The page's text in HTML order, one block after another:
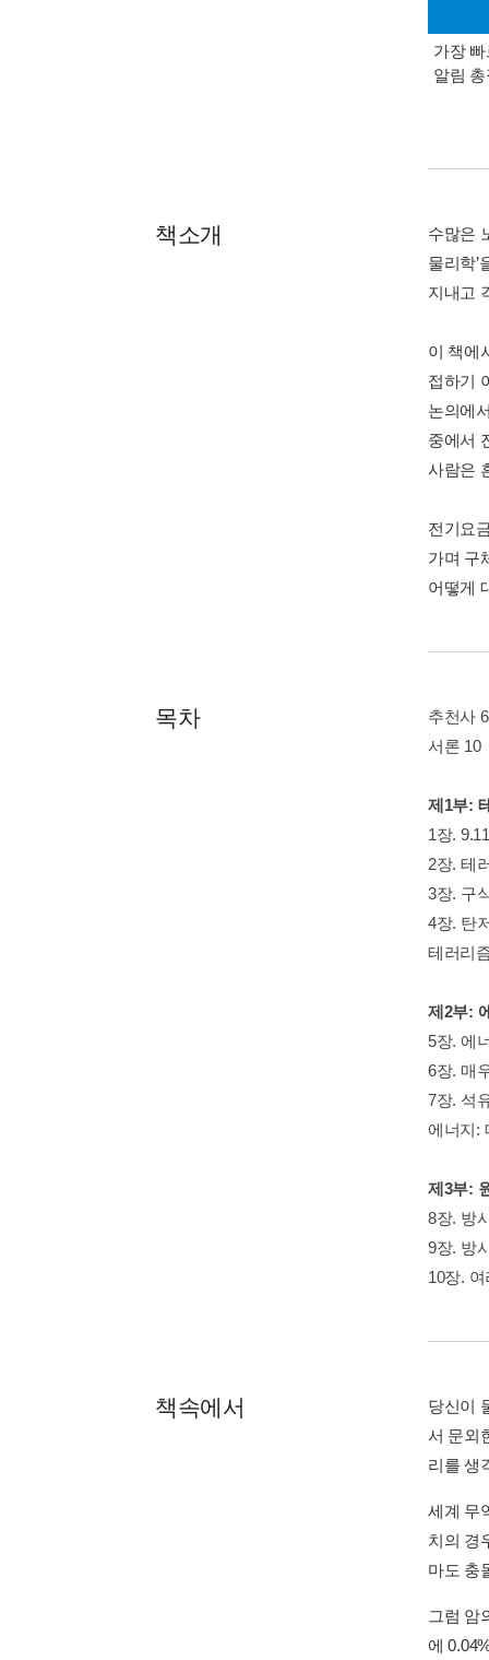
가장
알림
책소개
수많은
물리학
지내고
이 책에
접하기
논의에
중에서
사람은
전기요
가며 구
어떻게
목차
추천사 6
서론 10
제1부:
1장.
2장. 테
3장. 구
4장. 탄
테러리
제2부:
5장. 에
6장. 매
7장. 석
에너지:
제3부:
8장. 방
9장. 방
10장.
책속에서
당신이
서 문외
리를 생
세계 무
치의 경
마도 충
그럼 암
에